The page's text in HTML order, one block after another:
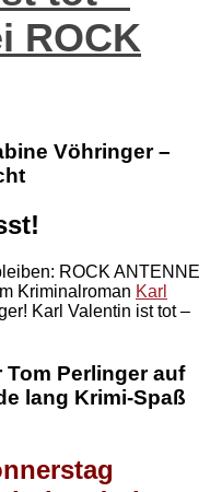
ROCK
Vöhringer –
ROCK ANTENNE
Kriminalroman Karl
Karl Valentin ist tot –
Perlinger auf
lang Krimi-Spaß